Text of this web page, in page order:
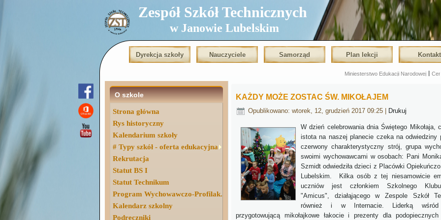
Zespół Szkół Technicznych
w Janowie Lubelskim
Dyrekcja szkoły Nauczyciele Samorząd Plan lekcji Kontakt
Miniesterstwo Edukacji Narodowej|Centralna
O szkole
Strona główna
Rys historyczny
Kalendarium szkoły
# Typy szkół - oferta edukacyjna
Rekrutacja
Statut BS I
Statut Technikum
Program Wychowawczo-Profilak.
Kalendarz szkolny
Podręczniki
KAŻDY MOŻE ZOSTAC ŚW. MIKOŁAJEM
Opublikowano: wtorek, 12, grudzień 2017 09:25 Drukuj
W dzień celebrowania dnia Świętego
istota na naszej planecie czeka na odwiedziny
czerwony charakterystyczny strój, grupa
swoimi wychowawcami w osobach: Pani
Szmidt odwiedziła dzieci z Placówki
Lubelskim. Kilka osób z tej niesamowicie
uczniów jest członkiem Szkolnego
"Amicus", działąjącego w Zespole Szkół
również i w Internacie. Liderką wśród
przygotowującą mikołajkowe łakocie i prezenty dla